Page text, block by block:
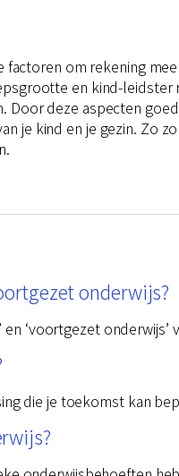
om rekening
en kind-
Door deze aspecten
je kind en je gezin. Zo
onderwijs?
‘voortgezet
die je toekomst kan